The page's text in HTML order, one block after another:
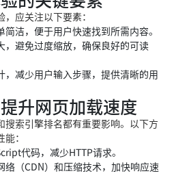
应关注以下要素：
简洁，便于用户快速找到所需内容。
，避免过度缩放，确保良好的可读
，减少用户输入步骤，提供清晰的用
升网页加载速度
搜索引擎排名都有重要影响。以下方
：
代码，减少HTTP请求。
络（CDN）和压缩技术，加快响应速